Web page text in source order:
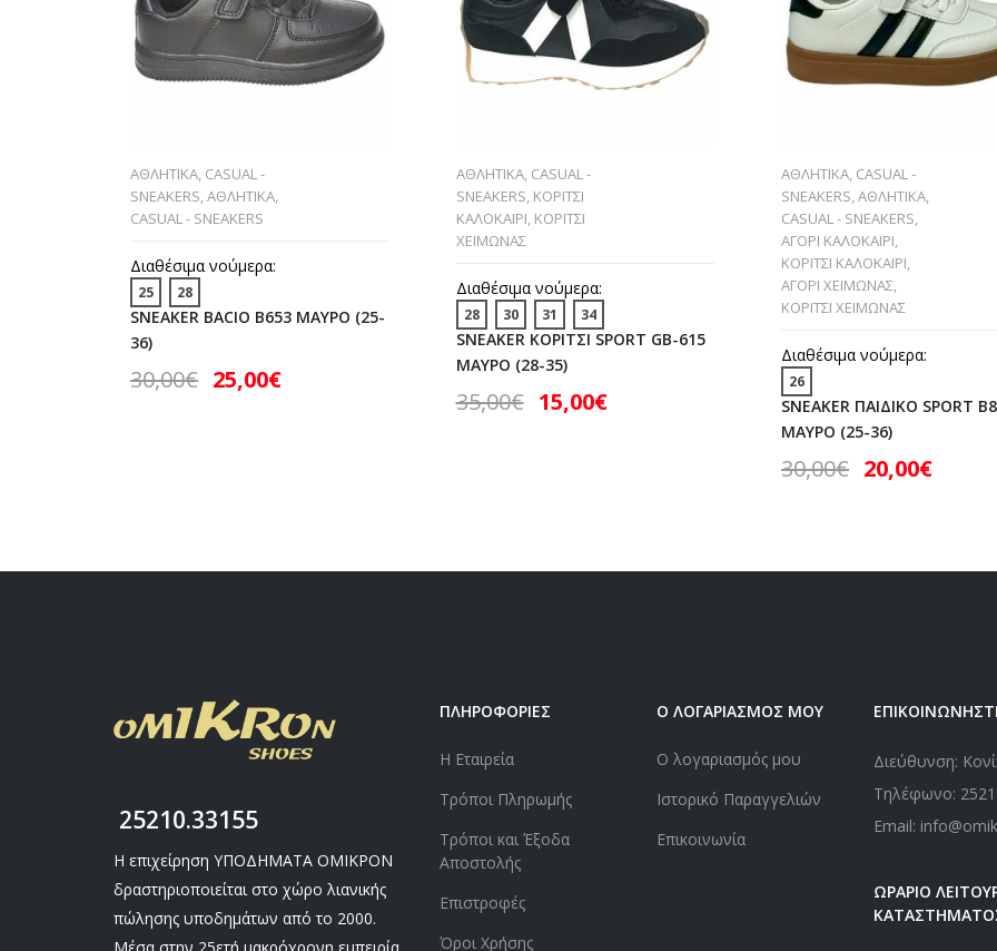
ΑΘΛΗΤΙΚΑ, CASUAL -
SNEAKERS,ΑΘΛΗΤΙΚΑ,
CASUAL - SNEAKERS
Διαθέσιμα νούμερα:
25 28
SNEAKER BACIO B653 ΜΑΥΡΟ (25-
36)
30,00€ 25,00€
ΑΘΛΗΤΙΚΑ, CASUAL -
SNEAKERS, ΚΟΡΙΤΣΙ
ΚΑΛΟΚΑΙΡΙ, ΚΟΡΙΤΣΙ
ΧΕΙΜΩΝΑΣ
Διαθέσιμα νούμερα:
28 30 31 34
SNEAKER ΚΟΡΙΤΣΙ SPORT GB-615
ΜΑΥΡΟ (28-35)
35,00€ 15,00€
ΑΘΛΗΤΙΚΑ, CASUAL -
SNEAKERS,ΑΘΛΗΤΙΚΑ,
CASUAL - SNEAKERS,
ΑΓΟΡΙ ΚΑΛΟΚΑΙΡΙ,
ΚΟΡΙΤΣΙ ΚΑΛΟΚΑΙΡΙ,
ΑΓΟΡΙ ΧΕΙΜΩΝΑΣ,
ΚΟΡΙΤΣΙ ΧΕΙΜΩΝΑΣ
Διαθέσιμα νούμερα:
26
SNEAKER ΠΑΙΔΙΚΟ SPORT
ΜΑΥΡΟ (25-36)
30,00€ 20,00€
25210.33155
Η επιχείρηση ΥΠΟΔΗΜΑΤΑ ΟΜΙΚΡΟΝ
δραστηριοποιείται στο χώρο λιανικής
πώλησης υποδημάτων από το 2000.
Μέσα στην 25ετή μακρόχρονη εμπειρία
ΠΛΗΡΟΦΟΡΙΕΣ
Η Εταιρεία
Τρόποι Πληρωμής
Τρόποι και Έξοδα
Αποστολής
Επιστροφές
Όροι Χρήσης
Ο ΛΟΓΑΡΙΑΣΜΟΣ ΜΟΥ
Ο λογαριασμός μου
Ιστορικό Παραγγελιών
Επικοινωνία
Διεύθυνση:
Τηλέφωνο:
Email:
ΩΡΑΡΙΟ